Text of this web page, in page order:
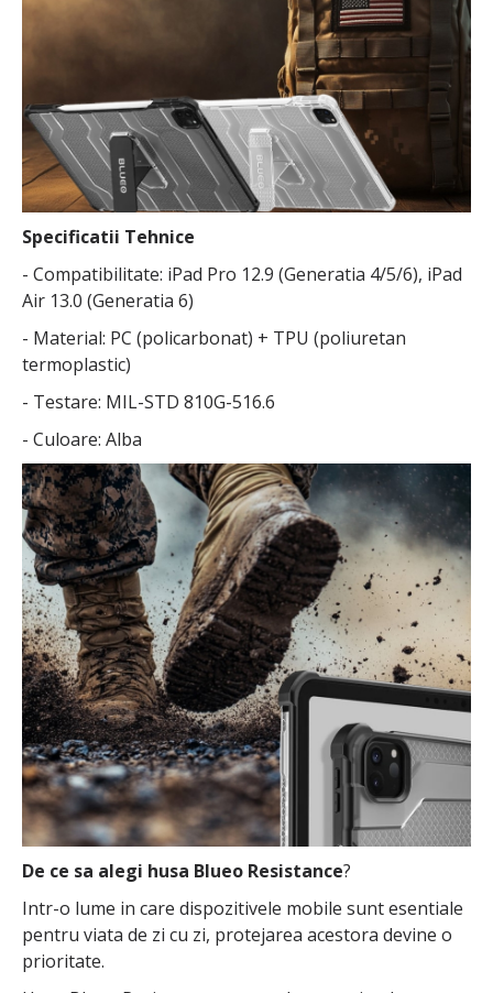
Specificatii Tehnice
- Compatibilitate: iPad Pro 12.9 (Generatia 4/5/6), iPad
Air 13.0 (Generatia 6)
- Material: PC (policarbonat) + TPU (poliuretan
termoplastic)
- Testare: MIL-STD 810G-516.6
- Culoare: Alba
De ce sa alegi husa Blueo Resistance?
Intr-o lume in care dispozitivele mobile sunt esentiale
pentru viata de zi cu zi, protejarea acestora devine o
prioritate.